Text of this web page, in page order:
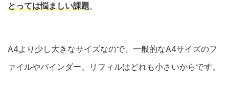
とっては悩ましい課題。
A4より少し大きなサイズなので、一般的なA4サイズのフ
ァイルやバインダー、リフィルはどれも小さいからです。